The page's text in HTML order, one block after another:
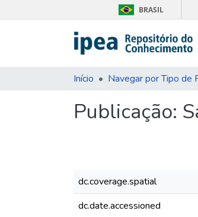
BRASIL
Início
Publicação:
dc.coverage.spatial
dc.date.accessioned